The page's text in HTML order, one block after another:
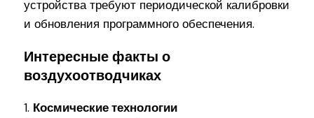
устройства требуют периодической калибровки
и обновления программного обеспечения.
Интересные факты о
воздухоотводчиках
1. Космические технологии